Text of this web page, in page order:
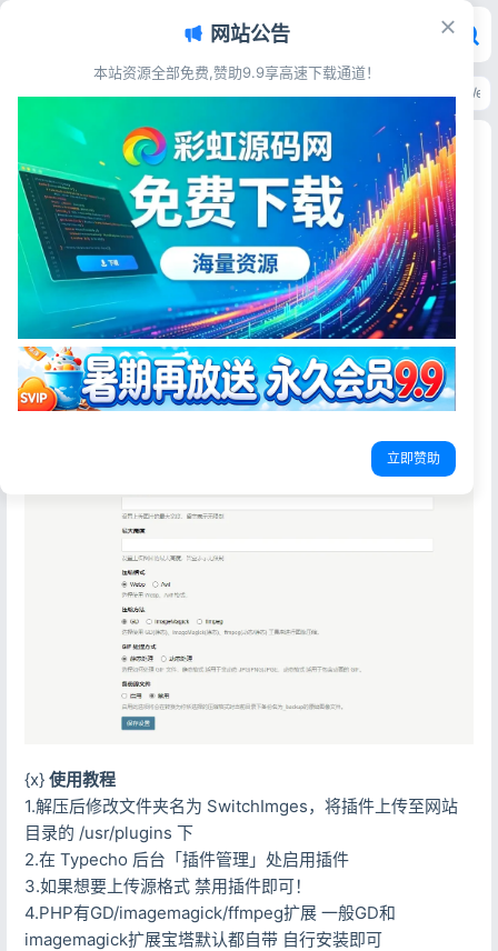
首页>网站插件>Typecho插件>Typecho图片压缩插件｜图片自动转为
Typecho图片压缩插件｜图片自动转为
Webp/Avif格式
彩虹源码网
2026-02-28更新于2026-05-04 74阅读
{x} 插件简介
插件目前支持 GD imagemagick ffmpeg压缩库，目前是
2026年3月，本人亲测，目前只发现ffmpeg可以正常压缩，
也可能是服务器环境配置异常。
{x}插件展示
{x} 使用教程
1.解压后修改文件夹名为 SwitchImges，将插件上传至网站
目录的 /usr/plugins 下
2.在 Typecho 后台「插件管理」处启用插件
3.如果想要上传源格式 禁用插件即可！
4.PHP有GD/imagemagick/ffmpeg扩展 一般GD和
imagemagick扩展宝塔默认都自带 自行安装即可
网站公告
本站资源全部免费,赞助9.9享高速下载通道！
立即赞助